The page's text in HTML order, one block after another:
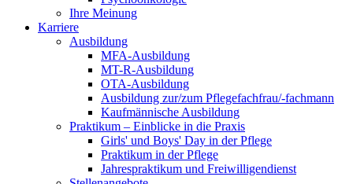
Ihre Meinung
Karriere
Ausbildung
MFA-Ausbildung
MT-R-Ausbildung
OTA-Ausbildung
Ausbildung zur/zum Pflegefachfrau/-fachmann
Kaufmännische Ausbildung
Praktikum – Einblicke in die Praxis
Girls' und Boys' Day in der Pflege
Praktikum in der Pflege
Jahrespraktikum und Freiwilligendienst